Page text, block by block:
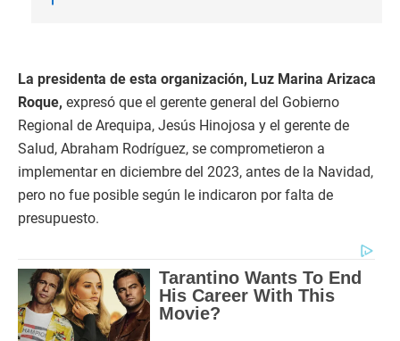
La presidenta de esta organización, Luz Marina Arizaca
Roque, expresó que el gerente general del Gobierno
Regional de Arequipa, Jesús Hinojosa y el gerente de
Salud, Abraham Rodríguez, se comprometieron a
implementar en diciembre del 2023, antes de la Navidad,
pero no fue posible según le indicaron por falta de
presupuesto.